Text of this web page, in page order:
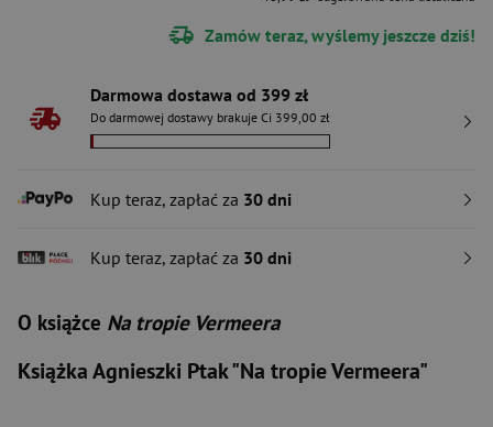
Zamów teraz, wyślemy jeszcze dziś!
Darmowa dostawa od 399 zł
Do darmowej dostawy brakuje Ci 399,00 zł
Kup teraz, zapłać za 30 dni
Kup teraz, zapłać za 30 dni
O książce Na tropie Vermeera
Książka Agnieszki Ptak "Na tropie Vermeera"